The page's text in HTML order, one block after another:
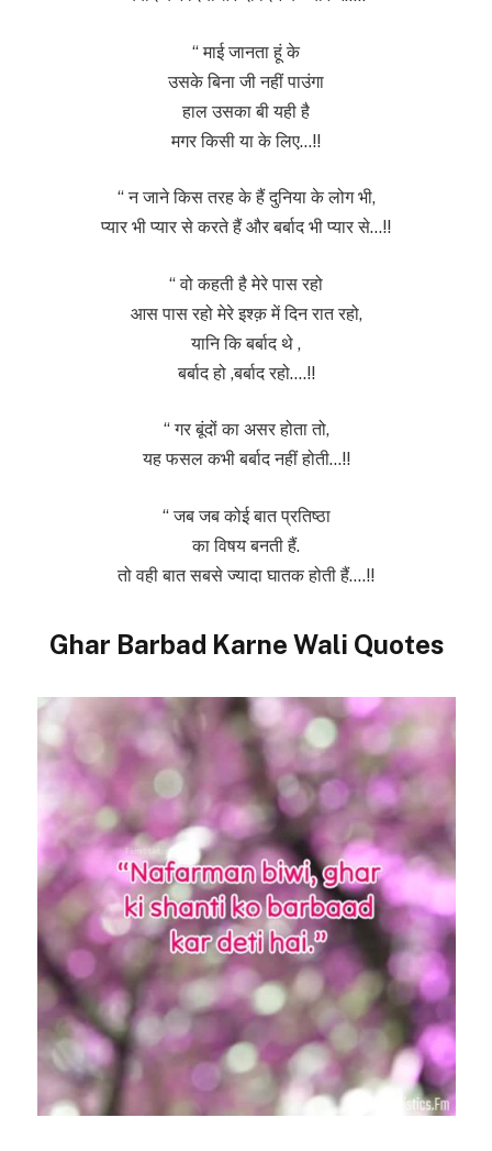
“ माई जानता हूं के
उसके बिना जी नहीं पाउंगा
हाल उसका बी यही है
मगर किसी या के लिए…!!
“ न जाने किस तरह के हैं दुनिया के लोग भी,
प्यार भी प्यार से करते हैं और बर्बाद भी प्यार से…!!
“ वो कहती है मेरे पास रहो
आस पास रहो मेरे इश्क़ में दिन रात रहो,
यानि कि बर्बाद थे ,
बर्बाद हो ,बर्बाद रहो….!!
“ गर बूंदों का असर होता तो,
यह फसल कभी बर्बाद नहीं होती…!!
“ जब जब कोई बात प्रतिष्ठा
का विषय बनती हैं.
तो वही बात सबसे ज्यादा घातक होती हैं….!!
Ghar Barbad Karne Wali Quotes